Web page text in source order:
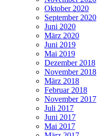
Oktober 2020
September 2020
Juni 2020
März 2020
Juni 2019
Mai 2019
Dezember 2018
November 2018
März 2018
Februar 2018
November 2017
Juli 2017
Juni 2017
Mai 2017